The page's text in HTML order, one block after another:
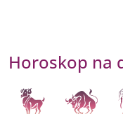
Horoskop na